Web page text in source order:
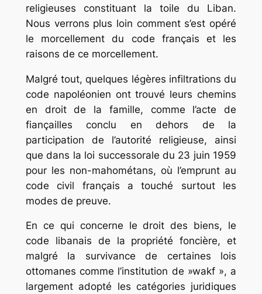
religieuses constituant la toile du Liban.
Nous verrons plus loin comment s’est opéré
le morcellement du code français et les
raisons de ce morcellement.
Malgré tout, quelques légères infiltrations du
code napoléonien ont trouvé leurs chemins
en droit de la famille, comme l’acte de
fiançailles conclu en dehors de la
participation de l’autorité religieuse, ainsi
que dans la loi successorale du 23 juin 1959
pour les non-mahométans, où l’emprunt au
code civil français a touché surtout les
modes de preuve.
En ce qui concerne le droit des biens, le
code libanais de la propriété foncière, et
malgré la survivance de certaines lois
ottomanes comme l’institution de »wakf », a
largement adopté les catégories juridiques